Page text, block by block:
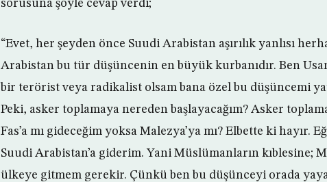
sorusuna şöyle cevap verdi;
“Evet, her şeyden önce Suudi Arabistan aşırılık yanlısı
Arabistan bu tür düşüncenin en büyük kurbanıdır. Ben
bir terörist veya radikalist olsam bana özel bu düşüncemi
Peki, asker toplamaya nereden başlayacağım? Asker
Fas’a mı gideceğim yoksa Malezya’ya mı? Elbette ki
Suudi Arabistan’a giderim. Yani Müslümanların kıblesine;
ülkeye gitmem gerekir. Çünkü ben bu düşünceyi orada